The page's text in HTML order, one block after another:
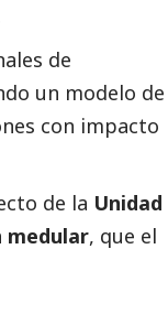
de
un modelo de
con impacto
de la Unidad
medular, que el